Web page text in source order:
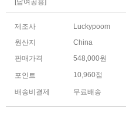
[남여공용]
제조사
Luckypoom
원산지
China
판매가격
548,000원
포인트 10,960점
배송비결제 무료배송